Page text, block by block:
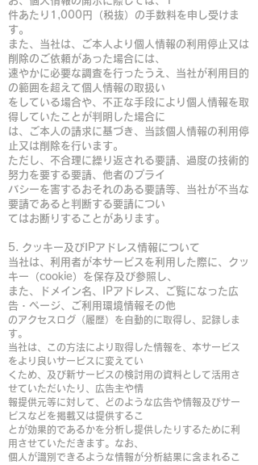
件あたり1,000円（税抜）の手数料を申し受けま
す。
また、当社は、ご本人より個人情報の利用停止又は
削除のご依頼があった場合には、
速やかに必要な調査を行ったうえ、当社が利用目的
の範囲を超えて個人情報の取扱い
をしている場合や、不正な手段により個人情報を取
得していたことが判明した場合に
は、ご本人の請求に基づき、当該個人情報の利用停
止又は削除を行います。
ただし、不合理に繰り返される要請、過度の技術的
努力を要する要請、他者のプライ
バシーを害するおそれのある要請等、当社が不当な
要請であると判断する要請につい
てはお断りすることがあります。
5. クッキー及びIPアドレス情報について
当社は、利用者が本サービスを利用した際に、クッ
キー（cookie）を保存及び参照し、
また、ドメイン名、IPアドレス、ご覧になった広
告・ページ、ご利用環境情報その他
のアクセスログ（履歴）を自動的に取得し、記録しま
す。
当社は、この方法により取得した情報を、本サービス
をより良いサービスに変えてい
くため、及び新サービスの検討用の資料として活用さ
せていただいたり、広告主や情
報提供元等に対して、どのような広告や情報及びサー
ビスなどを掲載又は提供するこ
とが効果的であるかを分析し提供したりするために利
用させていただきます。なお、
個人が識別できるような情報が分析結果に含まれるこ